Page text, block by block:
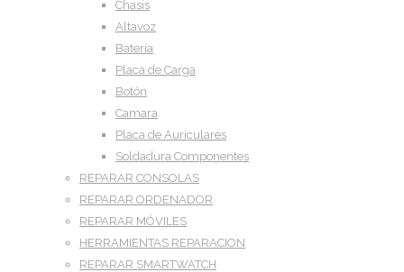
Chasis
Altavoz
Batería
Placa de Carga
Botón
Camara
Placa de Auriculares
Soldadura Componentes
REPARAR CONSOLAS
REPARAR ORDENADOR
REPARAR MÓVILES
HERRAMIENTAS REPARACION
REPARAR SMARTWATCH